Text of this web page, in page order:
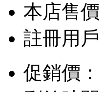
本店售價
註冊用戶
促銷價：